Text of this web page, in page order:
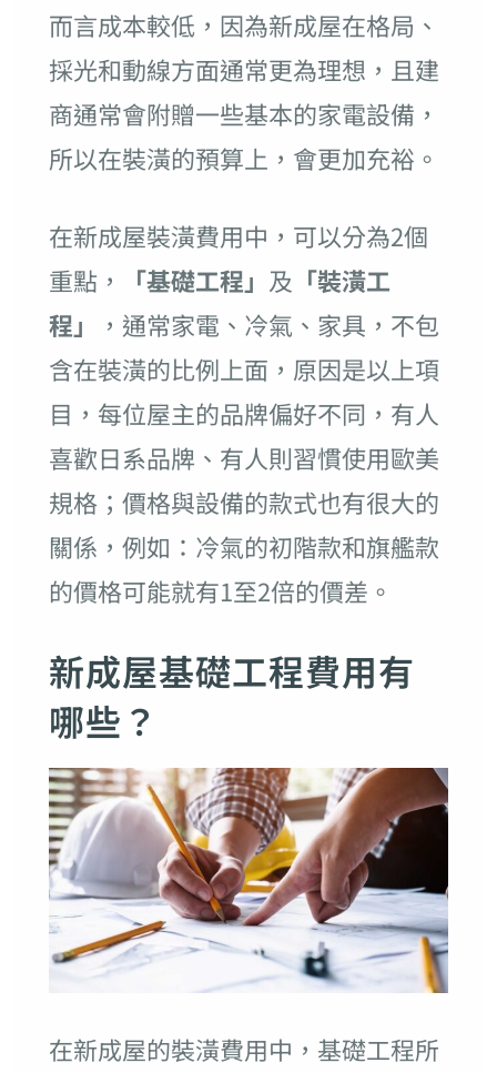
而言成本較低，因為新成屋在格局、
採光和動線方面通常更為理想，且建
商通常會附贈一些基本的家電設備，
所以在裝潢的預算上，會更加充裕。
在新成屋裝潢費用中，可以分為2個
重點，
「基礎工程」 及 「裝潢工
程」
，通常家電、冷氣、家具，不包
含在裝潢的比例上面，原因是以上項
目，每位屋主的品牌偏好不同，有人
喜歡日系品牌、有人則習慣使用歐美
規格；價格與設備的款式也有很大的
關係，例如：冷氣的初階款和旗艦款
的價格可能就有1至2倍的價差。
新成屋基礎工程費用有
哪些？
在新成屋的裝潢費用中，基礎工程所